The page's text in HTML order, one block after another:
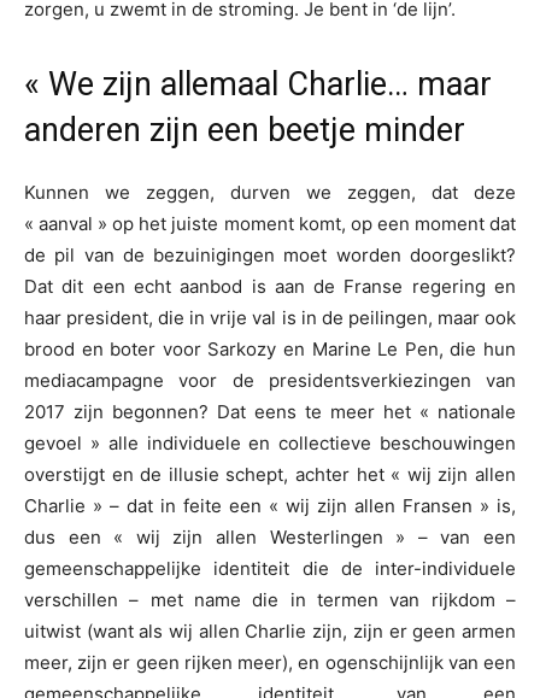
zorgen, u zwemt in de stroming. Je bent in ‘de lijn’.
« We zijn allemaal Charlie… maar
anderen zijn een beetje minder
Kunnen we zeggen, durven we zeggen, dat deze
« aanval » op het juiste moment komt, op een moment dat
de pil van de bezuinigingen moet worden doorgeslikt?
Dat dit een echt aanbod is aan de Franse regering en
haar president, die in vrije val is in de peilingen, maar ook
brood en boter voor Sarkozy en Marine Le Pen, die hun
mediacampagne voor de presidentsverkiezingen van
2017 zijn begonnen? Dat eens te meer het « nationale
gevoel » alle individuele en collectieve beschouwingen
overstijgt en de illusie schept, achter het « wij zijn allen
Charlie » – dat in feite een « wij zijn allen Fransen » is,
dus een « wij zijn allen Westerlingen » – van een
gemeenschappelijke identiteit die de inter-individuele
verschillen – met name die in termen van rijkdom –
uitwist (want als wij allen Charlie zijn, zijn er geen armen
meer, zijn er geen rijken meer), en ogenschijnlijk van een